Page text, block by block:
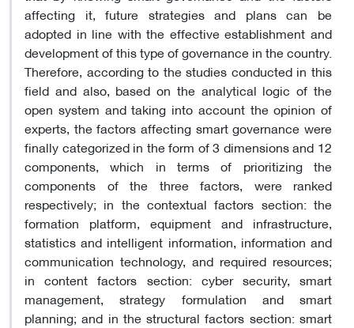
affecting it, future strategies and plans can be
adopted in line with the effective establishment and
development of this type of governance in the country.
Therefore, according to the studies conducted in this
field and also, based on the analytical logic of the
open system and taking into account the opinion of
experts, the factors affecting smart governance were
finally categorized in the form of 3 dimensions and 12
components, which in terms of prioritizing the
components of the three factors, were ranked
respectively; in the contextual factors section: the
formation platform, equipment and infrastructure,
statistics and intelligent information, information and
communication technology, and required resources;
in content factors section: cyber security, smart
management, strategy formulation and smart
planning; and in the structural factors section: smart